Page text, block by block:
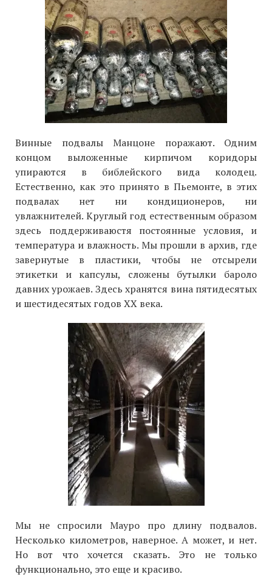
Винные подвалы Манцоне поражают. Одним
концом выложенные кирпичом коридоры
упираются в библейского вида колодец.
Естественно, как это принято в Пьемонте, в этих
подвалах нет ни кондиционеров, ни
увлажнителей. Круглый год естественным образом
здесь поддерживаюстя постоянные условия, и
температура и влажность. Мы прошли в архив, где
завернутые в пластики, чтобы не отсырели
этикетки и капсулы, сложены бутылки бароло
давних урожаев. Здесь хранятся вина пятидесятых
и шестидесятых годов ХХ века.
Мы не спросили Мауро про длину подвалов.
Несколько километров, наверное. А может, и нет.
Но вот что хочется сказать. Это не только
функционально, это еще и красиво.